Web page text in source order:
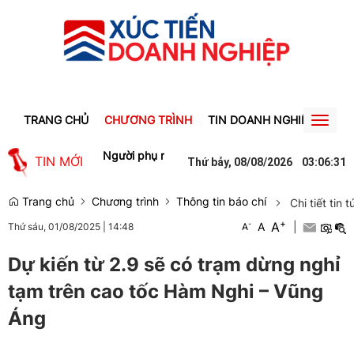
TRANG CHỦ CHƯƠNG TRÌNH TIN DOANH NGHIỆP Toggle
TIN MỚI
Gia Lai Người phụ nữ ở Hưng Yên suýt bị mất gần 30 triệu
Thứ bảy, 08/08/2026 03:06:32
Trang chủ Chương trình Thông tin báo chí Chi tiết tin
Thứ sáu, 01/08/2025 14:48 A- A A+
Dự kiến từ 2.9 sẽ có trạm dừng nghỉ
tạm trên cao tốc Hàm Nghi – Vũng
Áng